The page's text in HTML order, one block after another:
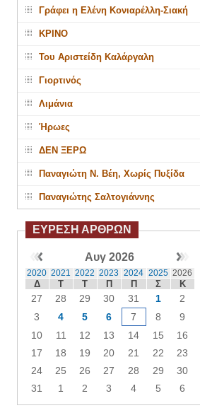
Γράφει η Ελένη Κονιαρέλλη-Σιακή
ΚΡΙΝΟ
Του Αριστείδη Καλάργαλη
Γιορτινός
Λιμάνια
Ήρωες
ΔΕΝ ΞΕΡΩ
Παναγιώτη Ν. Βέη, Χωρίς Πυξίδα
Παναγιώτης Σαλτογιάννης
ΕΥΡΕΣΗ ΑΡΘΡΩΝ
Αυγ 2026
2020 2021 2022 2023 2024 2025 2026
Δ Τ Τ Π Π Σ Κ
27 28 29 30 31 1
2
3
4 5 6 7 8
9
10
11 12 13 14 15
16
17
18 19 20 21 22
23
24
25 26 27 28 29
30
31
1 2 3 4 5 6